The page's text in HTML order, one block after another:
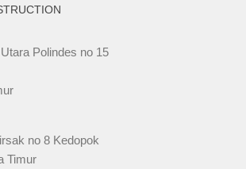
Polindes no 15
no 8 Kedopok
Timur